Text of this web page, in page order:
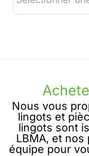
Nous vous
lingots et
lingots sont
LBMA, et
équipe pour